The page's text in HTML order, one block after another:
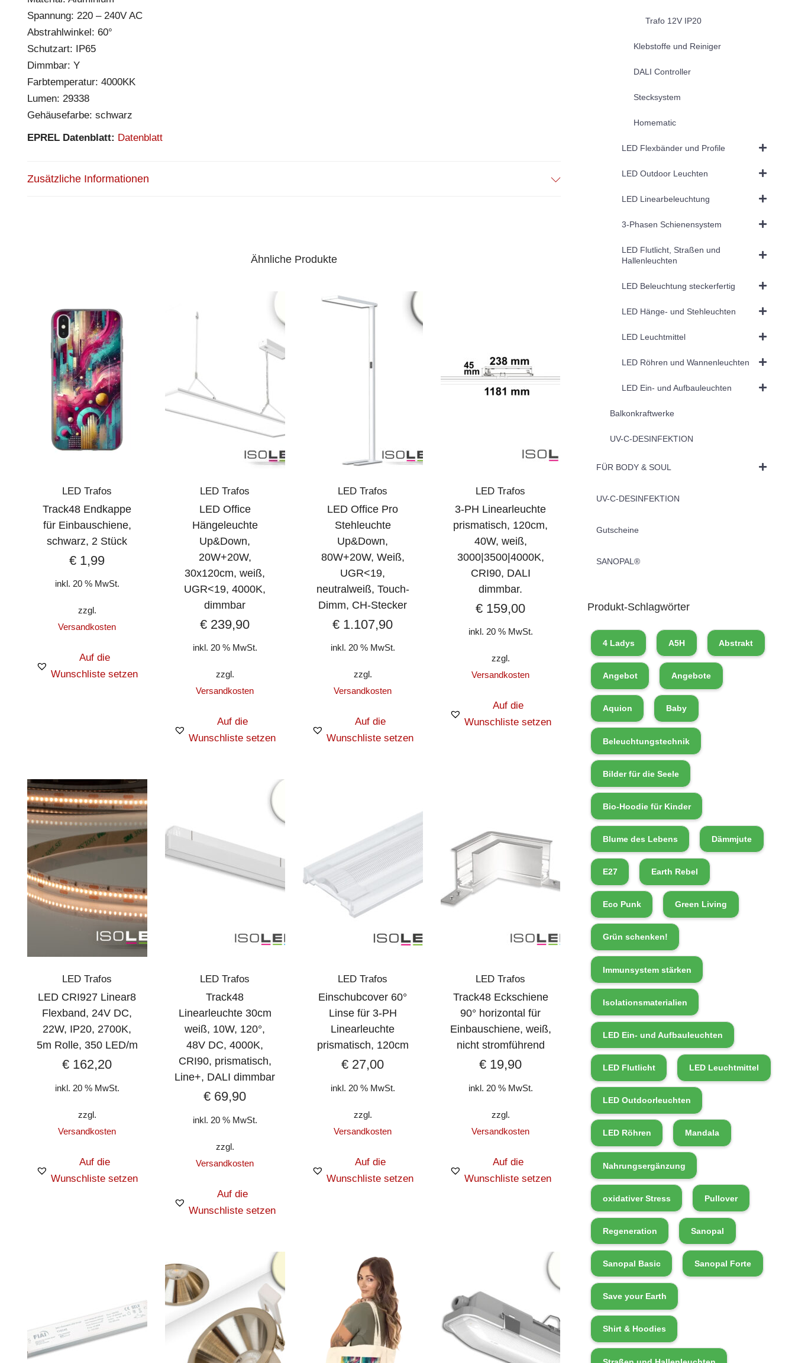
Spannung: 220 – 240V AC
Abstrahlwinkel: 60°
Schutzart: IP65
Dimmbar: Y
Farbtemperatur: 4000KK
Lumen: 29338
Gehäusefarbe: schwarz
EPREL Datenblatt: Datenblatt
Zusätzliche Informationen
Ähnliche Produkte
LED Trafos
Track48 Endkappe
für Einbauschiene,
schwarz, 2 Stück
€ 1,99
inkl. 20 % MwSt.
zzgl.
Versandkosten
Auf die
Wunschliste setzen
LED Trafos
LED Office
Hängeleuchte
Up&Down,
20W+20W,
30x120cm, weiß,
UGR<19, 4000K,
dimmbar
€ 239,90
inkl. 20 % MwSt.
zzgl.
Versandkosten
Auf die
Wunschliste setzen
LED Trafos
LED Office Pro
Stehleuchte
Up&Down,
80W+20W, Weiß,
UGR<19,
neutralweiß, Touch-
Dimm, CH-Stecker
€ 1.107,90
inkl. 20 % MwSt.
zzgl.
Versandkosten
Auf die
Wunschliste setzen
LED Trafos
3-PH Linearleuchte
prismatisch, 120cm,
40W, weiß,
3000|3500|4000K,
CRI90, DALI
dimmbar.
€ 159,00
inkl. 20 % MwSt.
zzgl.
Versandkosten
Auf die
Wunschliste setzen
LED Trafos
LED CRI927 Linear8
Flexband, 24V DC,
22W, IP20, 2700K,
5m Rolle, 350 LED/m
€ 162,20
inkl. 20 % MwSt.
zzgl.
Versandkosten
Auf die
Wunschliste setzen
LED Trafos
Track48
Linearleuchte 30cm
weiß, 10W, 120°,
48V DC, 4000K,
CRI90, prismatisch,
Line+, DALI dimmbar
€ 69,90
inkl. 20 % MwSt.
zzgl.
Versandkosten
Auf die
Wunschliste setzen
LED Trafos
Einschubcover 60°
Linse für 3-PH
Linearleuchte
prismatisch, 120cm
€ 27,00
inkl. 20 % MwSt.
zzgl.
Versandkosten
Auf die
Wunschliste setzen
LED Trafos
Track48 Eckschiene
90° horizontal für
Einbauschiene, weiß,
nicht stromführend
€ 19,90
inkl. 20 % MwSt.
zzgl.
Versandkosten
Auf die
Wunschliste setzen
Trafo 12V IP20
Klebstoffe und Reiniger
DALI Controller
Stecksystem
Homematic
LED Flexbänder und Profile
LED Outdoor Leuchten
LED Linearbeleuchtung
3-Phasen Schienensystem
LED Flutlicht, Straßen und
Hallenleuchten
LED Beleuchtung steckerfertig
LED Hänge- und Stehleuchten
LED Leuchtmittel
LED Röhren und Wannenleuchten
LED Ein- und Aufbauleuchten
Balkonkraftwerke
UV-C-DESINFEKTION
FÜR BODY & SOUL
UV-C-DESINFEKTION
Gutscheine
SANOPAL®
Produkt-Schlagwörter
4 Ladys A5H Abstrakt
Angebot Angebote
Aquion Baby
Beleuchtungstechnik
Bilder für die Seele
Bio-Hoodie für Kinder
Blume des Lebens Dämmjute
E27 Earth Rebel
Eco Punk Green Living
Grün schenken!
Immunsystem stärken
Isolationsmaterialien
LED Ein- und Aufbauleuchten
LED Flutlicht LED Leuchtmittel
LED Outdoorleuchten
LED Röhren Mandala
Nahrungsergänzung
oxidativer Stress Pullover
Regeneration Sanopal
Sanopal Basic Sanopal Forte
Save your Earth
Shirt & Hoodies